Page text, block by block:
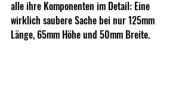
alle ihre Komponenten im Detail: Eine
wirklich saubere Sache bei nur 125mm
Länge, 65mm Höhe und 50mm Breite.